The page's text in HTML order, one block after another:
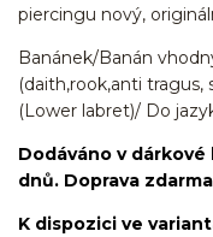
piercingu nový,
Banánek/Banán
(daith,rook,anti
(Lower labret)/ Do
Dodáváno v
dnů. Doprava
K dispozici ve